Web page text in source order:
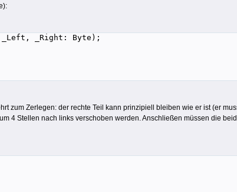
_Left, _Right: Byte);
zum Zerlegen: der rechte Teil kann prinzipiell bleiben wie er ist (er
4 Stellen nach links verschoben werden. Anschließen müssen die